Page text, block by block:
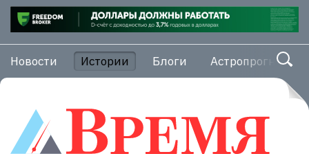
Новости Истории Блоги Астропрогноз